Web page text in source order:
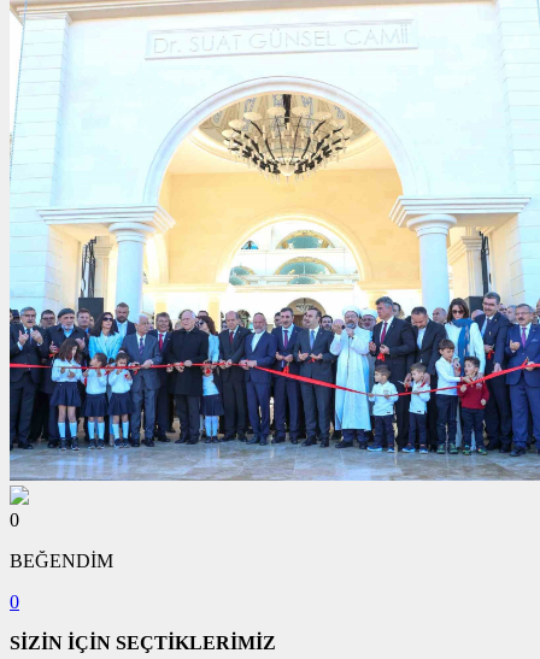
0
BEĞENDİM
0
SİZİN İÇİN SEÇTİKLERİMİZ